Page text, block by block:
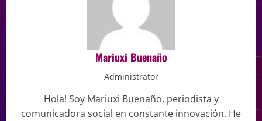
Mariuxi Buenaño
Administrator
Hola! Soy Mariuxi Buenaño, periodista y
comunicadora social en constante innovación. He